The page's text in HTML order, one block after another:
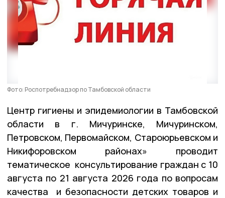
Фото: Роспотребнадзор по Тамбовской области
Центр гигиены и эпидемиологии в Тамбовской
области в г. Мичуринске, Мичуринском,
Петровском, Первомайском, Староюрьевском и
Никифоровском районах» проводит
тематическое консультирование граждан с 10
августа по 21 августа 2026 года по вопросам
качества и безопасности детских товаров и